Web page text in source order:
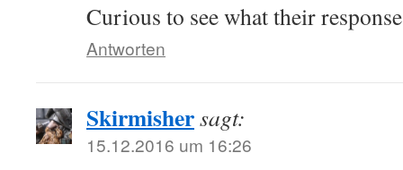
Curious to see what their
Antworten
Skirmishersagt:
15.12.2016 um 16:26